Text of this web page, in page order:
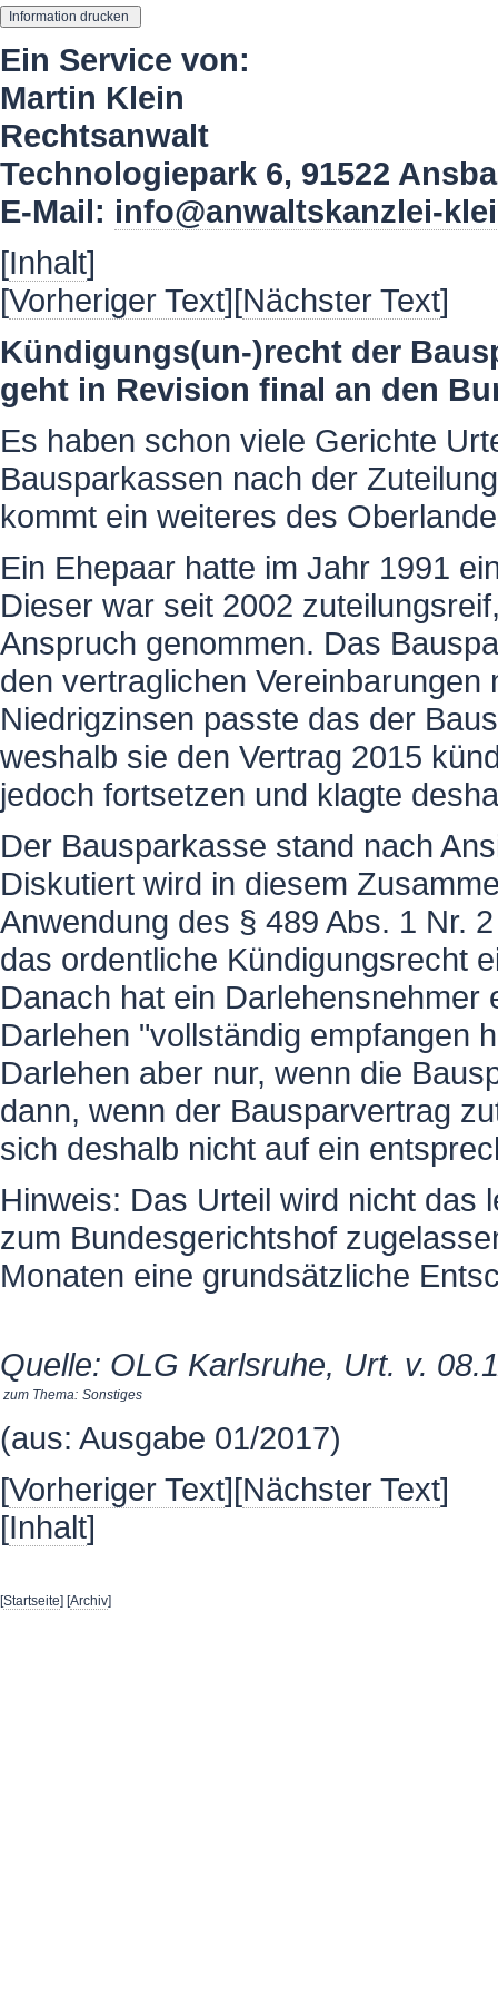
Ein Service von:
Martin Klein
Rechtsanwalt
Technologiepark 6, 91522
E-Mail: info@anwaltskanzlei-
[Inhalt]
[Vorheriger Text][Nächster Text]
Kündigungs(un-)recht der
geht in Revision final an den
Es haben schon viele Gerichte
Bausparkassen nach der
kommt ein weiteres des
Ein Ehepaar hatte im Jahr 1991
Dieser war seit 2002
Anspruch genommen. Das
den vertraglichen
Niedrigzinsen passte das der
weshalb sie den Vertrag 2015
jedoch fortsetzen und klagte
Der Bausparkasse stand nach
Diskutiert wird in diesem
Anwendung des § 489 Abs. 1 Nr.
das ordentliche Kündigungsrecht
Danach hat ein
Darlehen "vollständig empfangen
Darlehen aber nur, wenn die
dann, wenn der Bausparvertrag
sich deshalb nicht auf ein
Hinweis: Das Urteil wird nicht das
zum Bundesgerichtshof
Monaten eine grundsätzliche
Quelle: OLG Karlsruhe, Urt. v.
zum Thema: Sonstiges
(aus: Ausgabe 01/2017)
[Vorheriger Text][Nächster Text]
[Inhalt]
[Startseite] [Archiv]